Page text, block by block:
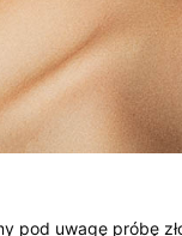
pod uwagę próbę